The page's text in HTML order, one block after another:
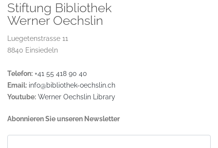
Stiftung Bibliothek
Werner Oechslin
Luegetenstrasse 11
8840 Einsiedeln
Telefon: +41 55 418 90 40
Email: info@bibliothek-oechslin.ch
Youtube: Werner Oechslin Library
Abonnieren Sie unseren Newsletter